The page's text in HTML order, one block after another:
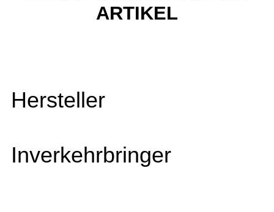
ARTIKEL
Hersteller
Inverkehrbringer